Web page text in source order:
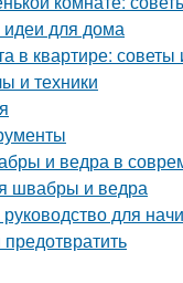
для дома
в квартире:
и техники
и ведра в
швабры и ведра
для